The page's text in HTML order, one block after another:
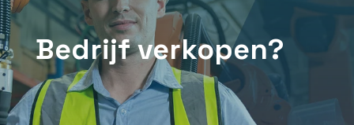
Bedrijf verkopen?